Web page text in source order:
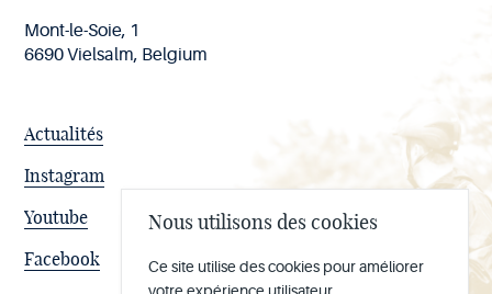
Mont-le-Soie, 1
6690 Vielsalm, Belgium
Facebook
Youtube
Instagram
Actualités
Nous utilisons des cookies
Ce site utilise des cookies pour améliorer
votre expérience utilisateur.